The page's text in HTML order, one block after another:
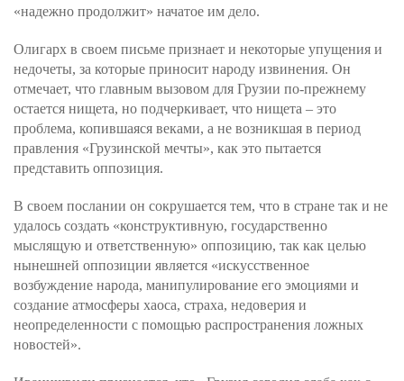
«надежно продолжит» начатое им дело.
Олигарх в своем письме признает и некоторые упущения и
недочеты, за которые приносит народу извинения. Он
отмечает, что главным вызовом для Грузии по-прежнему
остается нищета, но подчеркивает, что нищета – это
проблема, копившаяся веками, а не возникшая в период
правления «Грузинской мечты», как это пытается
представить оппозиция.
В своем послании он сокрушается тем, что в стране так и не
удалось создать «конструктивную, государственно
мыслящую и ответственную» оппозицию, так как целью
нынешней оппозиции является «искусственное
возбуждение народа, манипулирование его эмоциями и
создание атмосферы хаоса, страха, недоверия и
неопределенности с помощью распространения ложных
новостей».